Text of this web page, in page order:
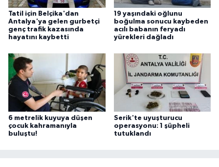
Tatil için Belçika'dan
Antalya'ya gelen gurbetçi
genç trafik kazasında
hayatını kaybetti
19 yaşındaki oğlunu
boğulma sonucu kaybeden
acılı babanın feryadı
yürekleri dağladı
6 metrelik kuyuya düşen
çocuk kahramanıyla
buluştu!
Serik'te uyuşturucu
operasyonu: 1 şüpheli
tutuklandı